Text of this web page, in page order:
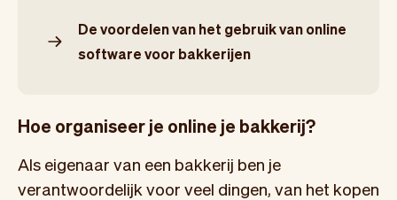
De voordelen van het gebruik van online
software voor bakkerijen
Hoe organiseer je online je bakkerij?
Als eigenaar van een bakkerij ben je
verantwoordelijk voor veel dingen, van het kopen